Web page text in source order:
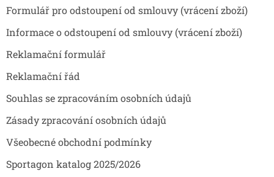
Formulář pro odstoupení od smlouvy (vrácení zboží)
Informace o odstoupení od smlouvy (vrácení zboží)
Reklamační formulář
Reklamační řád
Souhlas se zpracováním osobních údajů
Zásady zpracování osobních údajů
Všeobecné obchodní podmínky
Sportagon katalog 2025/2026